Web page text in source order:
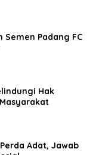
Semen Padang FC
Hak
Adat, Jawab